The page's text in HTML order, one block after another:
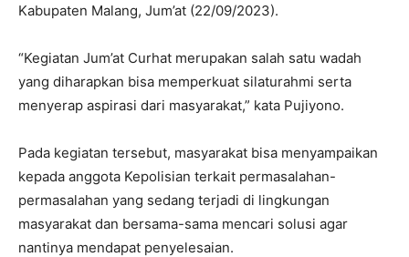
Kabupaten Malang, Jum’at (22/09/2023).
“Kegiatan Jum’at Curhat merupakan salah satu wadah
yang diharapkan bisa memperkuat silaturahmi serta
menyerap aspirasi dari masyarakat,” kata Pujiyono.
Pada kegiatan tersebut, masyarakat bisa menyampaikan
kepada anggota Kepolisian terkait permasalahan-
permasalahan yang sedang terjadi di lingkungan
masyarakat dan bersama-sama mencari solusi agar
nantinya mendapat penyelesaian.